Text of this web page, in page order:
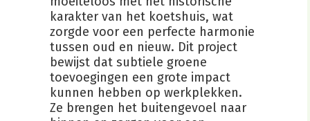
karakter van het koetshuis, wat
zorgde voor een perfecte harmonie
tussen oud en nieuw. Dit project
bewijst dat subtiele groene
toevoegingen een grote impact
kunnen hebben op werkplekken.
Ze brengen het buitengevoel naar